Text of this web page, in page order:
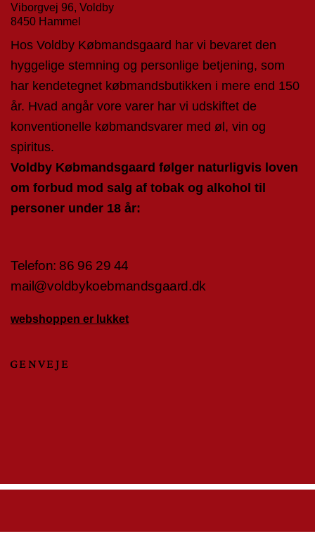
Viborgvej 96, Voldby
8450 Hammel
Hos Voldby Købmandsgaard har vi bevaret den
hyggelige stemning og personlige betjening, som
har kendetegnet købmandsbutikken i mere end 150
år. Hvad angår vore varer har vi udskiftet de
konventionelle købmandsvarer med øl, vin og
spiritus.
Voldby Købmandsgaard følger naturligvis loven
om forbud mod salg af tobak og alkohol til
personer under 18 år:
Telefon: 86 96 29 44
mail@voldbykoebmandsgaard.dk
webshoppen er lukket
GENVEJE